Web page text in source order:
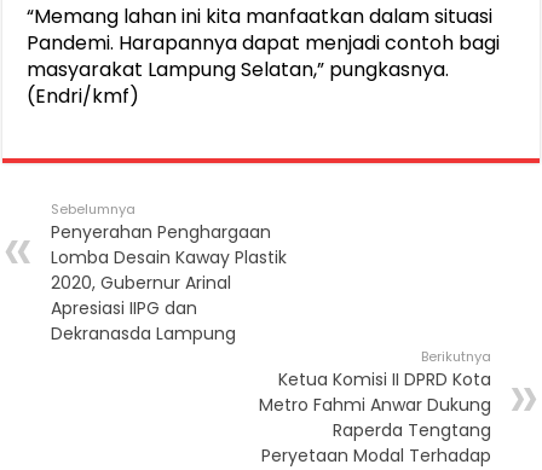
“Memang lahan ini kita manfaatkan dalam situasi
Pandemi. Harapannya dapat menjadi contoh bagi
masyarakat Lampung Selatan,” pungkasnya.
(Endri/kmf)
Sebelumnya
Penyerahan Penghargaan
Lomba Desain Kaway Plastik
2020, Gubernur Arinal
Apresiasi IIPG dan
Dekranasda Lampung
Berikutnya
Ketua Komisi II DPRD Kota
Metro Fahmi Anwar Dukung
Raperda Tengtang
Peryetaan Modal Terhadap